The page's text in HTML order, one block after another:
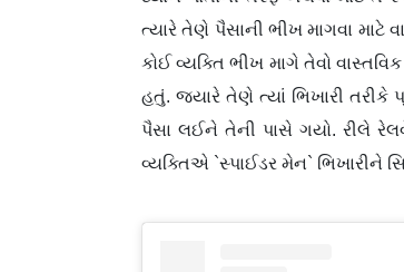
પૈસા લઈને તેની પાસે ગયો. રીલે
વ્યક્તિએ `સ્પાઈડર મેન` ભિખારીને